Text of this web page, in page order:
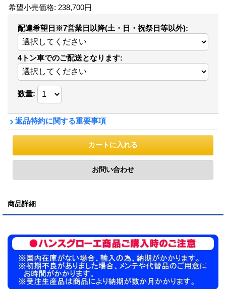
希望小売価格: 238,700円
配達希望日※7営業日以降(土・日・祝祭日等以外):
4トン車でのご配送となります:
数量:
返品特約に関する重要事項
商品詳細